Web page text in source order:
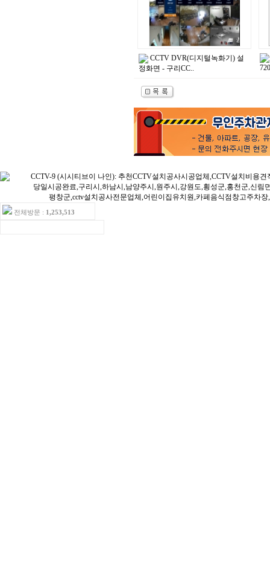
CCTV DVR(디지털녹화기) 설
정화면 - 구리CC..
전체방문 : 1,253,513